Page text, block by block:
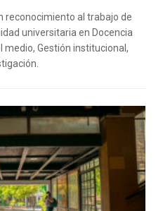
reconocimiento al trabajo de
universitaria en Docencia
medio, Gestión institucional,